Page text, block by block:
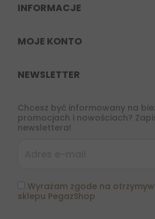
INFORMACJE
MOJE KONTO
NEWSLETTER
Chcesz być informowany na
promocjach i nowościach?
newslettera!
Wyrażam zgode na
sklepu PegazShop